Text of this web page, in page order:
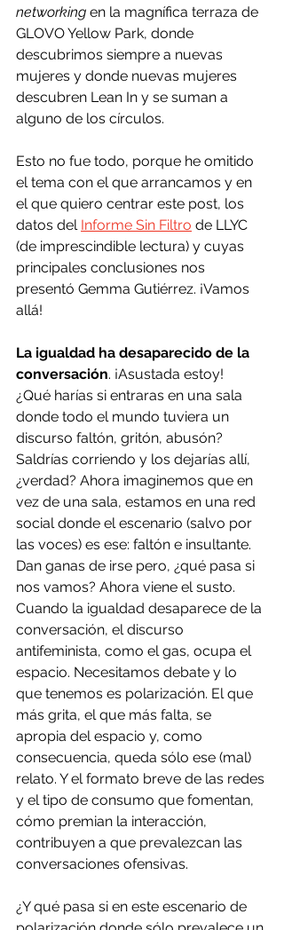
networking en la magnífica terraza de
GLOVO Yellow Park, donde
descubrimos siempre a nuevas
mujeres y donde nuevas mujeres
descubren Lean In y se suman a
alguno de los círculos.
Esto no fue todo, porque he omitido
el tema con el que arrancamos y en
el que quiero centrar este post, los
datos del Informe Sin Filtro de LLYC
(de imprescindible lectura) y cuyas
principales conclusiones nos
presentó Gemma Gutiérrez. ¡Vamos
allá!
La igualdad ha desaparecido de la
conversación. ¡Asustada estoy!
¿Qué harías si entraras en una sala
donde todo el mundo tuviera un
discurso faltón, gritón, abusón?
Saldrías corriendo y los dejarías allí,
¿verdad? Ahora imaginemos que en
vez de una sala, estamos en una red
social donde el escenario (salvo por
las voces) es ese: faltón e insultante.
Dan ganas de irse pero, ¿qué pasa si
nos vamos? Ahora viene el susto.
Cuando la igualdad desaparece de la
conversación, el discurso
antifeminista, como el gas, ocupa el
espacio. Necesitamos debate y lo
que tenemos es polarización. El que
más grita, el que más falta, se
apropia del espacio y, como
consecuencia, queda sólo ese (mal)
relato. Y el formato breve de las redes
y el tipo de consumo que fomentan,
cómo premian la interacción,
contribuyen a que prevalezcan las
conversaciones ofensivas.
¿Y qué pasa si en este escenario de